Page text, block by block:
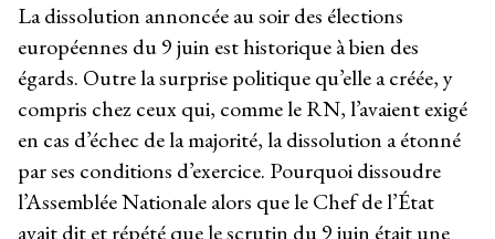
La dissolution annoncée au soir des élections
européennes du 9 juin est historique à bien des
égards. Outre la surprise politique qu’elle a créée, y
compris chez ceux qui, comme le RN, l’avaient exigé
en cas d’échec de la majorité, la dissolution a étonné
par ses conditions d’exercice. Pourquoi dissoudre
l’Assemblée Nationale alors que le Chef de l’État
avait dit et répété que le scrutin du 9 juin était une